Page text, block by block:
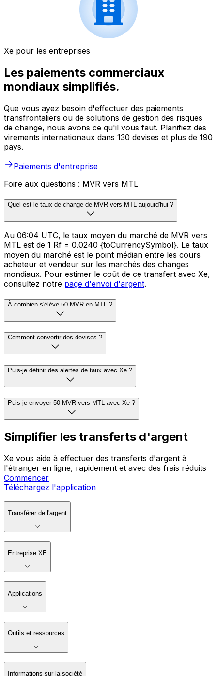
Xe pour les entreprises
Les paiements commerciaux
mondiaux simplifiés.
Que vous ayez besoin d'effectuer des paiements
transfrontaliers ou de solutions de gestion des risques
de change, nous avons ce qu'il vous faut. Planifiez des
virements internationaux dans 130 devises et plus de 190
pays.
Paiements d'entreprise
Foire aux questions : MVR vers MTL
Quel est le taux de change de MVR vers MTL aujourd'hui ?
Au 06:04 UTC, le taux moyen du marché de MVR vers
MTL est de 1 Rf = 0.0240 {toCurrencySymbol}. Le taux
moyen du marché est le point médian entre les cours
acheteur et vendeur sur les marchés des changes
mondiaux. Pour estimer le coût de ce transfert avec Xe,
consultez notre page d'envoi d'argent.
À combien s'élève 50 MVR en MTL ?
Comment convertir des devises ?
Puis-je définir des alertes de taux avec Xe ?
Puis-je envoyer 50 MVR vers MTL avec Xe ?
Simplifier les transferts d'argent
Xe vous aide à effectuer des transferts d'argent à
l'étranger en ligne, rapidement et avec des frais réduits
Commencer
Téléchargez l'application
Transférer de l'argent
Entreprise XE
Applications
Outils et ressources
Informations sur la société